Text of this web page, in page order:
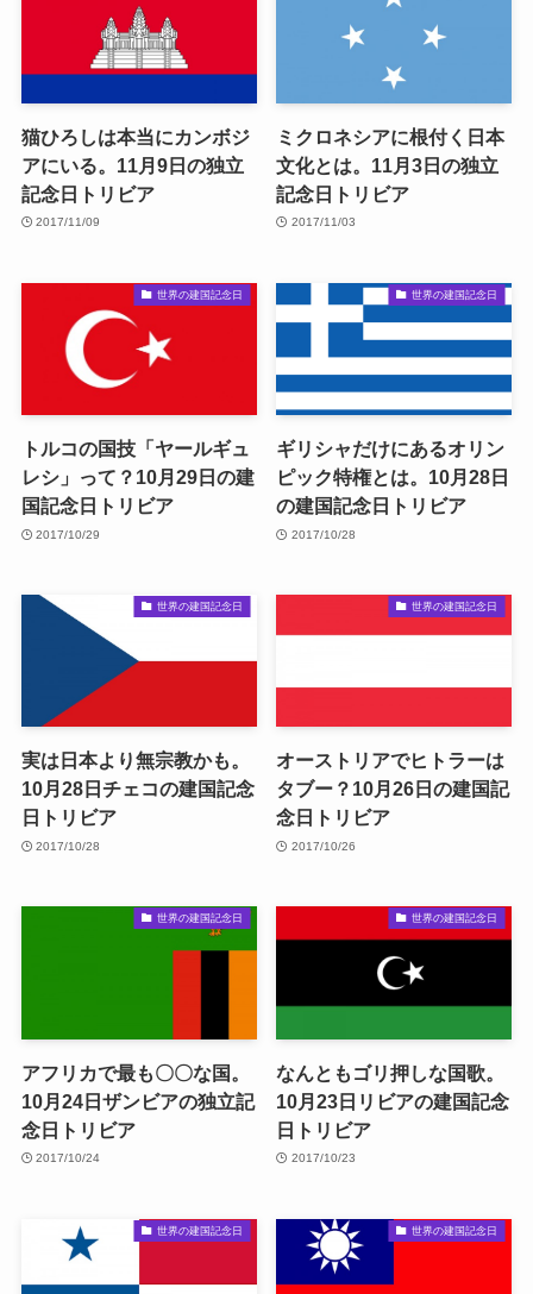
猫ひろしは本当にカンボジ
アにいる。11月9日の独立
記念日トリビア
2017/11/09
ミクロネシアに根付く日本
文化とは。11月3日の独立
記念日トリビア
2017/11/03
世界の建国記念日
トルコの国技「ヤールギュ
レシ」って？10月29日の建
国記念日トリビア
2017/10/29
世界の建国記念日
ギリシャだけにあるオリン
ピック特権とは。10月28日
の建国記念日トリビア
2017/10/28
世界の建国記念日
実は日本より無宗教かも。
10月28日チェコの建国記念
日トリビア
2017/10/28
世界の建国記念日
オーストリアでヒトラーは
タブー？10月26日の建国記
念日トリビア
2017/10/26
世界の建国記念日
アフリカで最も〇〇な国。
10月24日ザンビアの独立記
念日トリビア
2017/10/24
世界の建国記念日
なんともゴリ押しな国歌。
10月23日リビアの建国記念
日トリビア
2017/10/23
世界の建国記念日 世界の建国記念日